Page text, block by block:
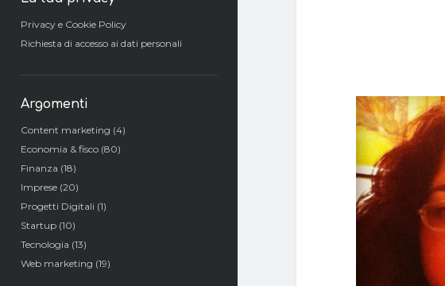
laterale
Privacy e Cookie Policy
Richiesta di accesso ai dati personali
Argomenti
Content marketing (4)
Economia & fisco(80)
Finanza (18)
Imprese(20)
Progetti Digitali (1)
Startup(10)
Tecnologia (13)
Web marketing (19)